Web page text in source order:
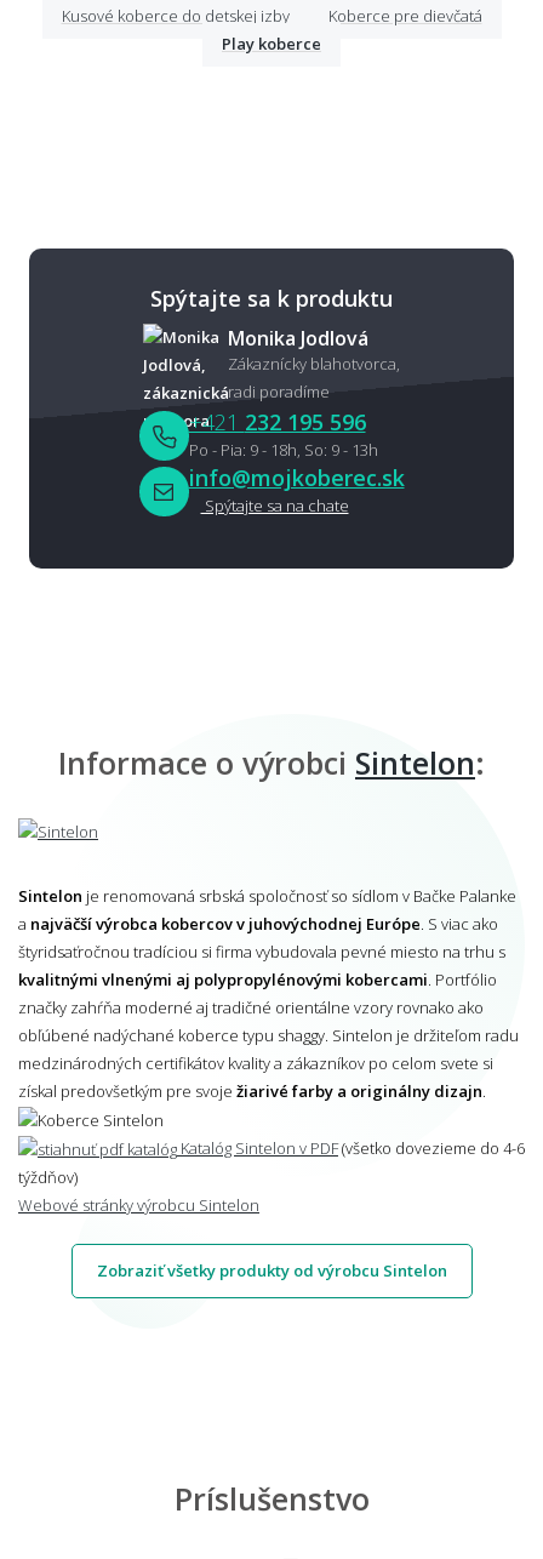
Kusové koberce do detskej izby
Koberce pre dievčatá
Play koberce
Spýtajte sa k produktu
Monika Jodlová
Zákaznícky blahotvorca,
radi poradíme
+421 232 195 596
Po - Pia: 9 - 18h, So: 9 - 13h
info@mojkoberec.sk
Spýtajte sa na chate
Informace o výrobci Sintelon:
Sintelon je renomovaná srbská spoločnosť so sídlom v Bačke Palanke
a najväčší výrobca kobercov v juhovýchodnej Európe . S viac ako
štyridsaťročnou tradíciou si firma vybudovala pevné miesto na trhu s
kvalitnými vlnenými aj polypropylénovými kobercami . Portfólio
značky zahŕňa moderné aj tradičné orientálne vzory rovnako ako
obľúbené nadýchané koberce typu shaggy. Sintelon je držiteľom radu
medzinárodných certifikátov kvality a zákazníkov po celom svete si
získal predovšetkým pre svoje žiarivé farby a originálny dizajn
Katalóg Sintelon v PDF(všetko dovezieme do 4-6
týždňov)
Webové stránky výrobcu Sintelon
Zobraziť všetky produkty od výrobcu Sintelon
Príslušenstvo